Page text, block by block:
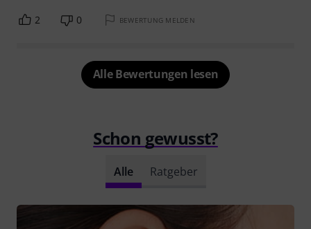
2 0 BEWERTUNG MELDEN
Alle Bewertungen lesen
Schon gewusst?
Alle Ratgeber